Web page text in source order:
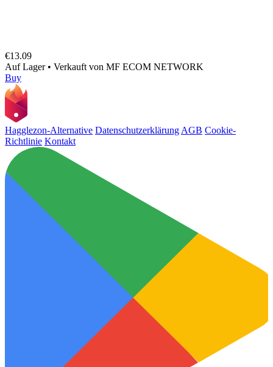
€13.09
Auf Lager • Verkauft von MF ECOM NETWORK
Buy
Hagglezon-Alternative Datenschutzerklärung AGB Cookie-
Richtlinie Kontakt